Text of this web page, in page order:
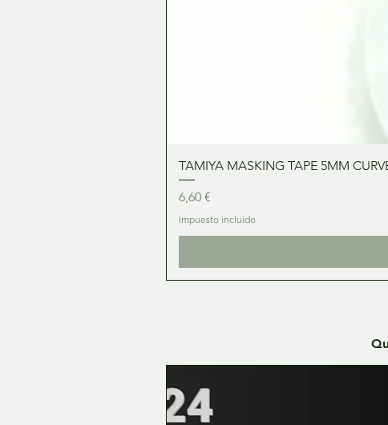
TAMIYA MASKING TAPE 5MM
Precio
6,60 €
Impuesto incluido